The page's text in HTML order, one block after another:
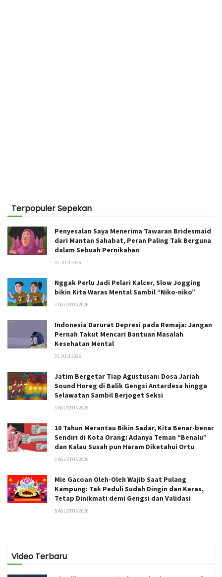
Terpopuler Sepekan
Penyesalan Saya Menerima Tawaran Bridesmaid
dari Mantan Sahabat, Peran Paling Tak Berguna
dalam Sebuah Pernikahan
31 JULI 2026
Nggak Perlu Jadi Pelari Kalcer, Slow Jogging
bikin Kita Waras Mental Sambil “Niko-niko”
3 AGUSTUS 2026
Indonesia Darurat Depresi pada Remaja: Jangan
Pernah Takut Mencari Bantuan Masalah
Kesehatan Mental
31 JULI 2026
Jatim Bergetar Tiap Agustusan: Dosa Jariah
Sound Horeg di Balik Gengsi Antardesa hingga
Selawatan Sambil Berjoget Seksi
3 AGUSTUS 2026
10 Tahun Merantau Bikin Sadar, Kita Benar-benar
Sendiri di Kota Orang: Adanya Teman “Benalu”
dan Kalau Susah pun Haram Diketahui Ortu
3 AGUSTUS 2026
Mie Gacoan Oleh-Oleh Wajib Saat Pulang
Kampung: Tak Peduli Sudah Dingin dan Keras,
Tetap Dinikmati demi Gengsi dan Validasi
5 AGUSTUS 2026
Video Terbaru